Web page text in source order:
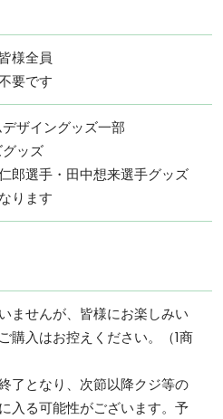
様全員
要です
ザイングッズ一部
ッズ
郎選手・田中想来選手グッズ
ります
ませんが、皆様にお楽しみい
購入はお控えください。（1商
了となり、次節以降クジ等の
入る可能性がございます。予